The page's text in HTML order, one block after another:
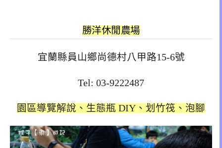
勝洋休閒農場
宜蘭縣員山鄉尚德村八甲路15-6號
Tel: 03-9222487
園區導覽解說、生態瓶 DIY、划竹筏、泡腳